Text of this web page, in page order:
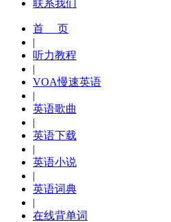
联系我们
首 页
|
听力教程
|
VOA慢速英语
|
英语歌曲
|
英语下载
|
英语小说
|
英语词典
|
在线背单词